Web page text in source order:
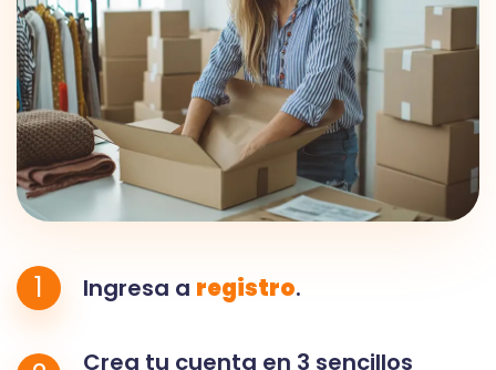
1 Ingresa a registro.
Crea tu cuenta en 3 sencillos